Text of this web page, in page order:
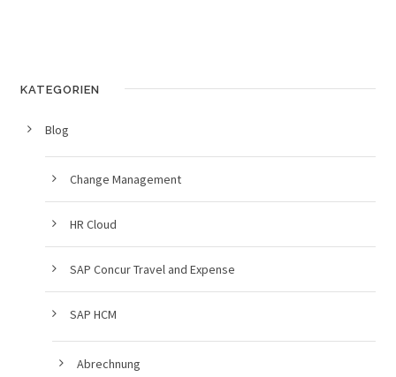
KATEGORIEN
Blog
Change Management
HR Cloud
SAP Concur Travel and Expense
SAP HCM
Abrechnung